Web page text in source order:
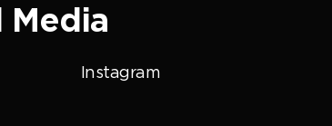
Media
Instagram